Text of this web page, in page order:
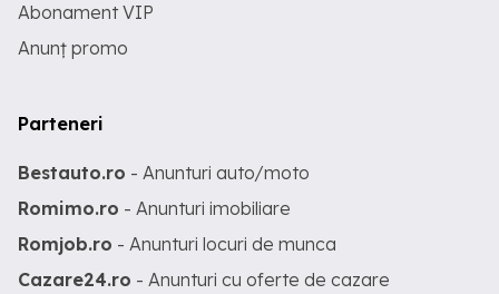
Abonament VIP
Anunț promo
Parteneri
Bestauto.ro - Anunturi auto/moto
Romimo.ro - Anunturi imobiliare
Romjob.ro - Anunturi locuri de munca
Cazare24.ro - Anunturi cu oferte de cazare